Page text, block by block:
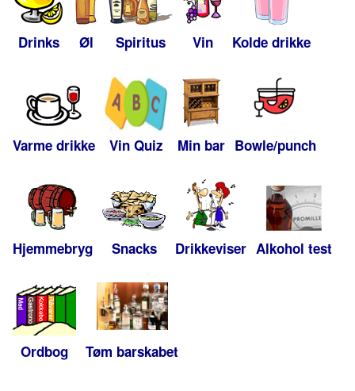
Drinks Øl Spiritus Vin Kolde drikke
Varme drikke Vin Quiz Min bar Bowle/punch
Hjemmebryg Snacks Drikkeviser Alkohol test
Ordbog Tøm barskabet